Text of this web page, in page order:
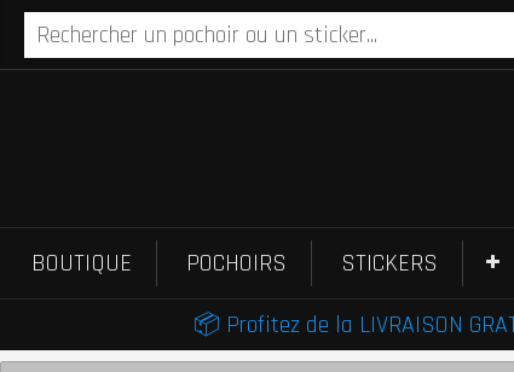
BOUTIQUE POCHOIRS STICKERS
📦 Profitez de la LIVRAISON